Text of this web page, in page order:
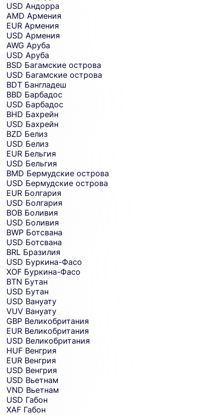
USD Андорра
AMD Армения
EUR Армения
USD Армения
AWG Аруба
USD Аруба
BSD Багамские острова
USD Багамские острова
BDT Бангладеш
BBD Барбадос
USD Барбадос
BHD Бахрейн
USD Бахрейн
BZD Белиз
USD Белиз
EUR Бельгия
USD Бельгия
BMD Бермудские острова
USD Бермудские острова
EUR Болгария
USD Болгария
BOB Боливия
USD Боливия
BWP Ботсвана
USD Ботсвана
BRL Бразилия
USD Буркина-Фасо
XOF Буркина-Фасо
BTN Бутан
USD Бутан
USD Вануату
VUV Вануату
GBP Великобритания
EUR Великобритания
USD Великобритания
HUF Венгрия
EUR Венгрия
USD Венгрия
USD Вьетнам
VND Вьетнам
USD Габон
XAF Габон